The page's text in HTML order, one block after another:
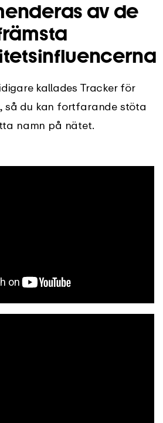
av de
kallades Tracker för
så du kan fortfarande stöta
namn på nätet.